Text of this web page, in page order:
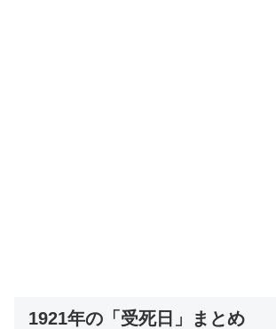
1921年の「受死日」まとめ